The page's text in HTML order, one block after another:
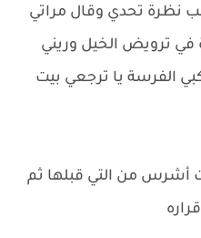
نظرة تحدي وقال مراتي
ترويض الخيل وريني
الفرسة يا ترجعي بيت
أشرس من التي قبلها ثم